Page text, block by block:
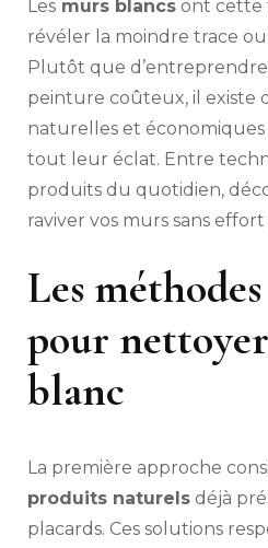
Les murs blancs ont cette
révéler la moindre trace
Plutôt que
peinture coûteux, il existe
naturelles et
tout leur éclat. Entre
produits du quotidien,
raviver vos murs sans
Les
pour
blanc
La première approche
produits naturels déjà
placards. Ces solutions